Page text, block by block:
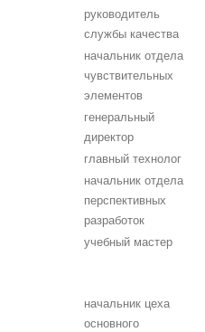
руководитель
службы качества
начальник отдела
чувствительных
элементов
генеральный
директор
главный технолог
начальник отдела
перспективных
разработок
учебный мастер
начальник цеха
основного